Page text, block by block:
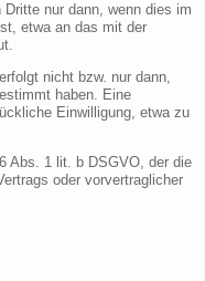
nur dann, wenn dies im
etwa an das mit der
nicht bzw. nur dann,
haben. Eine
Einwilligung, etwa zu
Abs. 1 lit. b DSGVO, der die
oder vorvertraglicher